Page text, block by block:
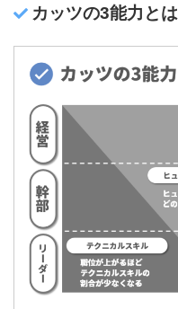
カッツの3能力とは